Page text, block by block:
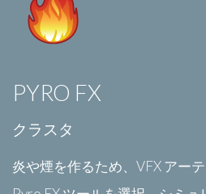
PYRO FX
クラスタ
炎や煙を作るため、VFX アー